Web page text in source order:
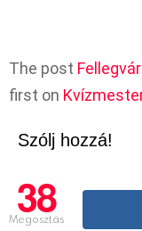
The post
first on
Szólj hozzá!
38
Megosztás